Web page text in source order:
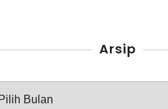
Arsip